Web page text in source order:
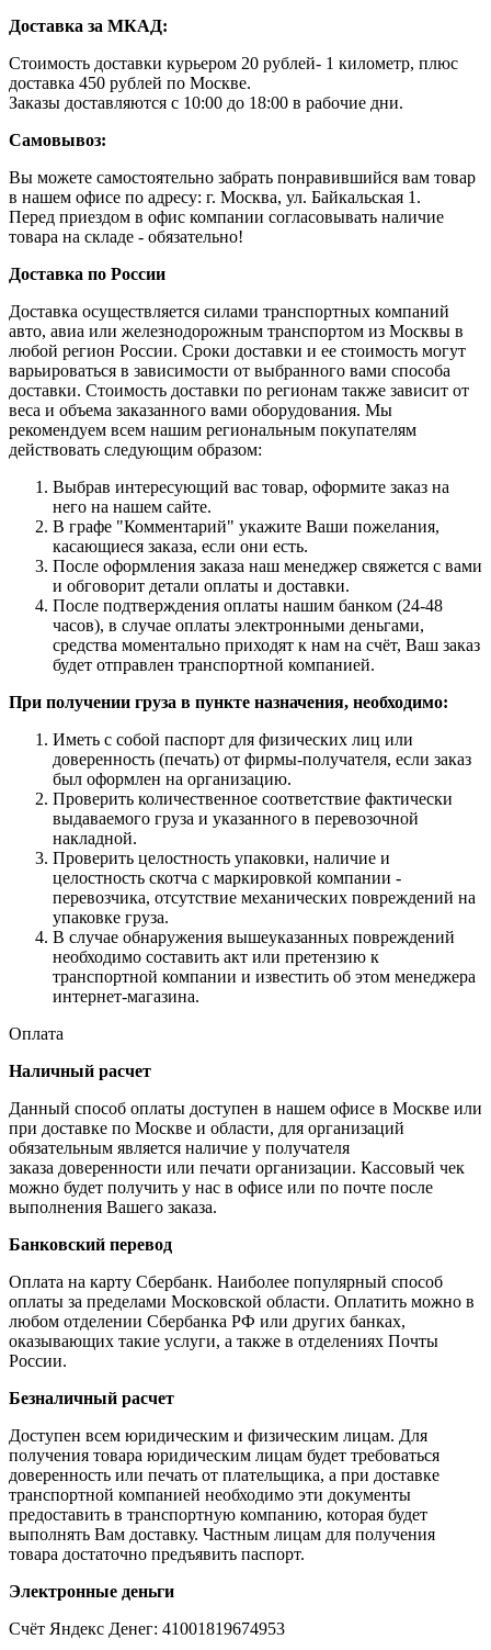
Доставка за МКАД:
Стоимость доставки курьером 20 рублей- 1 километр, плюс
доставка 450 рублей по Москве.
Заказы доставляются с 10:00 до 18:00 в рабочие дни.
Самовывоз:
Вы можете самостоятельно забрать понравившийся вам товар
в нашем офисе по адресу: г. Москва, ул. Байкальская 1.
Перед приездом в офис компании согласовывать наличие
товара на складе - обязательно!
Доставка по России
Доставка осуществляется силами транспортных компаний
авто, авиа или железнодорожным транспортом из Москвы в
любой регион России. Сроки доставки и ее стоимость могут
варьироваться в зависимости от выбранного вами способа
доставки. Стоимость доставки по регионам также зависит от
веса и объема заказанного вами оборудования. Мы
рекомендуем всем нашим региональным покупателям
действовать следующим образом:
Выбрав интересующий вас товар, оформите заказ на
него на нашем сайте.
В графе "Комментарий" укажите Ваши пожелания,
касающиеся заказа, если они есть.
После оформления заказа наш менеджер свяжется с вами
и обговорит детали оплаты и доставки.
После подтверждения оплаты нашим банком (24-48
часов), в случае оплаты электронными деньгами,
средства моментально приходят к нам на счёт, Ваш заказ
будет отправлен транспортной компанией.
При получении груза в пункте назначения, необходимо:
Иметь с собой паспорт для физических лиц или
доверенность (печать) от фирмы-получателя, если заказ
был оформлен на организацию.
Проверить количественное соответствие фактически
выдаваемого груза и указанного в перевозочной
накладной.
Проверить целостность упаковки, наличие и
целостность скотча с маркировкой компании -
перевозчика, отсутствие механических повреждений на
упаковке груза.
В случае обнаружения вышеуказанных повреждений
необходимо составить акт или претензию к
транспортной компании и известить об этом менеджера
интернет-магазина.
Оплата
Наличный расчет
Данный способ оплаты доступен в нашем офисе в Москве или
при доставке по Москве и области, для организаций
обязательным является наличие у получателя
заказа доверенности или печати организации. Кассовый чек
можно будет получить у нас в офисе или по почте после
выполнения Вашего заказа.
Банковский перевод
Оплата на карту Сбербанк. Наиболее популярный способ
оплаты за пределами Московской области. Оплатить можно в
любом отделении Сбербанка РФ или других банках,
оказывающих такие услуги, а также в отделениях Почты
России.
Безналичный расчет
Доступен всем юридическим и физическим лицам. Для
получения товара юридическим лицам будет требоваться
доверенность или печать от плательщика, а при доставке
транспортной компанией необходимо эти документы
предоставить в транспортную компанию, которая будет
выполнять Вам доставку. Частным лицам для получения
товара достаточно предъявить паспорт.
Электронные деньги
Счёт Яндекс Денег: 41001819674953